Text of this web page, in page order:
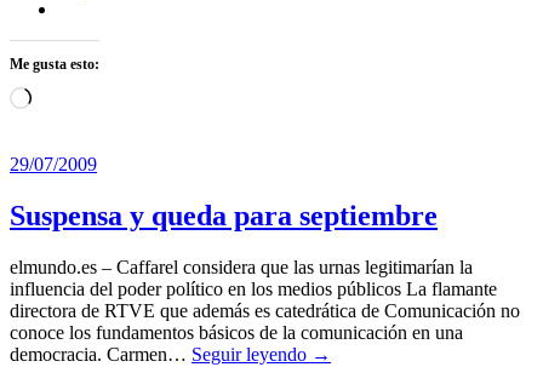
Me gusta esto:
Cargando...
29/07/2009
Suspensa y queda para septiembre
elmundo.es – Caffarel considera que las urnas legitimarían la
influencia del poder político en los medios públicos La flamante
directora de RTVE que además es catedrática de Comunicación no
conoce los fundamentos básicos de la comunicación en una
democracia. Carmen… Seguir leyendo →